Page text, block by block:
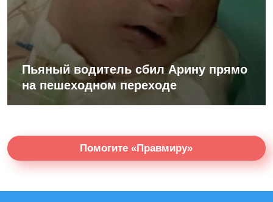
Пьяный водитель сбил Арину прямо
на пешеходном переходе
Помогите «Правмиру»